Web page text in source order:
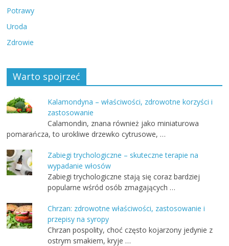
Potrawy
Uroda
Zdrowie
Warto spojrzeć
Kalamondyna – właściwości, zdrowotne korzyści i
zastosowanie
Calamondin, znana również jako miniaturowa
pomarańcza, to urokliwe drzewko cytrusowe, …
Zabiegi trychologiczne – skuteczne terapie na
wypadanie włosów
Zabiegi trychologiczne stają się coraz bardziej
popularne wśród osób zmagających …
Chrzan: zdrowotne właściwości, zastosowanie i
przepisy na syropy
Chrzan pospolity, choć często kojarzony jedynie z
ostrym smakiem, kryje …